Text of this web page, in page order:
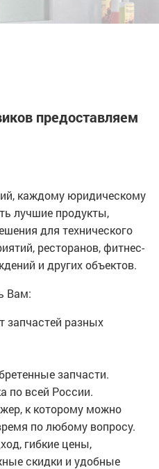
предоставляем
каждому юридическому
лучшие продукты,
для технического
ресторанов, фитнес-
и других объектов.
Вам:
запчастей разных
запчасти.
по всей России.
к которому можно
по любому вопросу.
гибкие цены,
скидки и удобные